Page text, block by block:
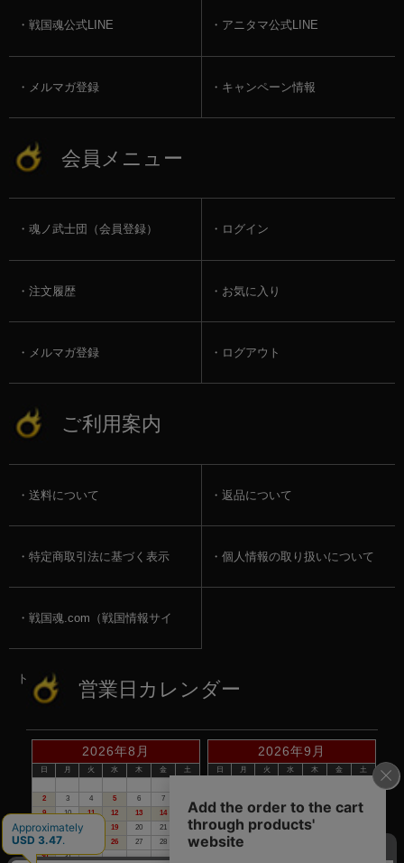
戦国魂公式LINE アニタマ公式LINE
メルマガ登録 キャンペーン情報
会員メニュー
魂ノ武士団（会員登録） ログイン
注文履歴 お気に入り
メルマガ登録 ログアウト
ご利用案内
送料について 返品について
特定商取引法に基づく表示 個人情報の取り扱いについて
戦国魂.com（戦国情報サイ
ト） 営業日カレンダー
2026年8月
日 月 火 水 木 金
土
2
3 4 5 6 7
9
10 11 12 13 14
15
16
17 19 20 21
22
23
24 26 27 28
29
30
31
2026年9月
日 月 火 水 木 金
土
13
14 15 16 17 18
19
20
22 23 24
27
28